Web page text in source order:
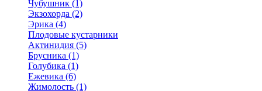
Чубушник (1)
Экзохорда (2)
Эрика (4)
Плодовые кустарники
Актинидия (5)
Брусника (1)
Голубика (1)
Ежевика (6)
Жимолость (1)